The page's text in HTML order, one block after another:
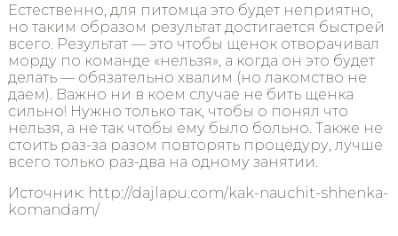
Естественно, для питомца это будет неприятно,
но таким образом результат достигается быстрей
всего. Результат — это чтобы щенок отворачивал
морду по команде «нельзя», а когда он это будет
делать — обязательно хвалим (но лакомство не
даем). Важно ни в коем случае не бить щенка
сильно! Нужно только так, чтобы о понял что
нельзя, а не так чтобы ему было больно. Также не
стоить раз-за разом повторять процедуру, лучше
всего только раз-два на одному занятии.
Источник: http://dajlapu.com/kak-nauchit-shhenka-
komandam/